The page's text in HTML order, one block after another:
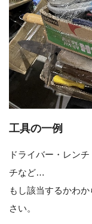
工具の一例
ドライバー・レン
チなど…
もし該当するかわ
さい。